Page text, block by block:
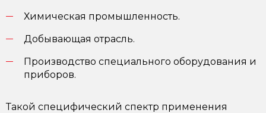
Химическая промышленность.
Добывающая отрасль.
Производство специального оборудования и
приборов.
Такой специфический спектр применения